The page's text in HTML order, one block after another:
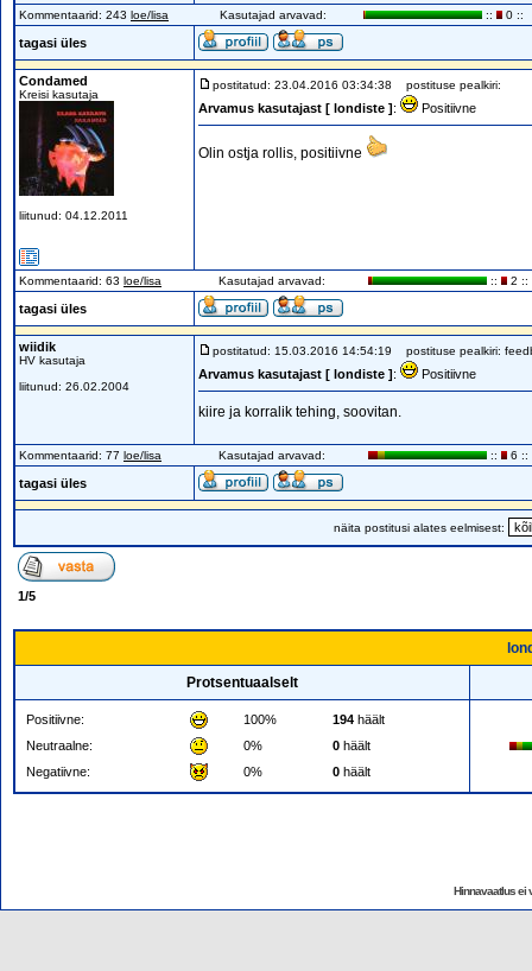
Kommentaarid: 243 loe/lisa Kasutajad arvavad: :: 0 ::
tagasi üles
Condamed
Kreisi kasutaja
liitunud: 04.12.2011
postitatud: 23.04.2016 03:34:38 postituse pealkiri:
Arvamus kasutajast [ londiste ]: Positiivne
Olin ostja rollis, positiivne
Kommentaarid: 63 loe/lisa Kasutajad arvavad: :: 2 ::
tagasi üles
wiidik
HV kasutaja
liitunud: 26.02.2004
postitatud: 15.03.2016 14:54:19 postituse pealkiri:
Arvamus kasutajast [ londiste ]: Positiivne
kiire ja korralik tehing, soovitan.
Kommentaarid: 77 loe/lisa Kasutajad arvavad: :: 6 ::
tagasi üles
näita postitusi alates eelmisest:
1/5
Protsentuaalselt
Positiivne: 100% 194 häält
Neutraalne:
0% 0 häält
Negatiivne:
0% 0 häält
Hinnavaatlus ei